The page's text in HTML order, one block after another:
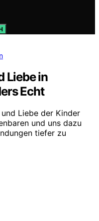
Liebe in
Echt
Liebe der Kinder
und uns dazu
tiefer zu